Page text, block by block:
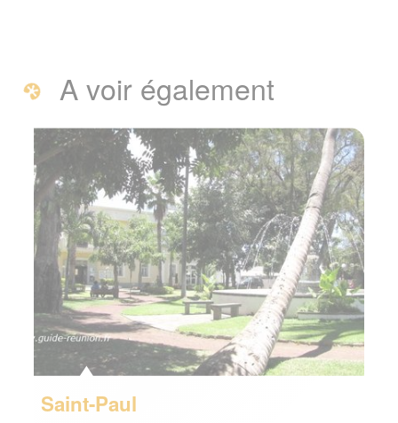
A voir également
Saint-Paul